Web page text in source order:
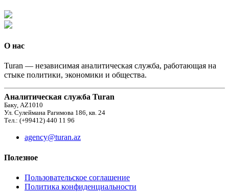
О нас
Turan — независимая аналитическая служба, работающая на
стыке политики, экономики и общества.
Аналитическая служба Turan
Баку, AZ1010
Ул. Сулеймана Рагимова 186, кв. 24
Тел.: (+99412) 440 11 96
agency@turan.az
Полезное
Пользовательское соглашение
Политика конфиденциальности